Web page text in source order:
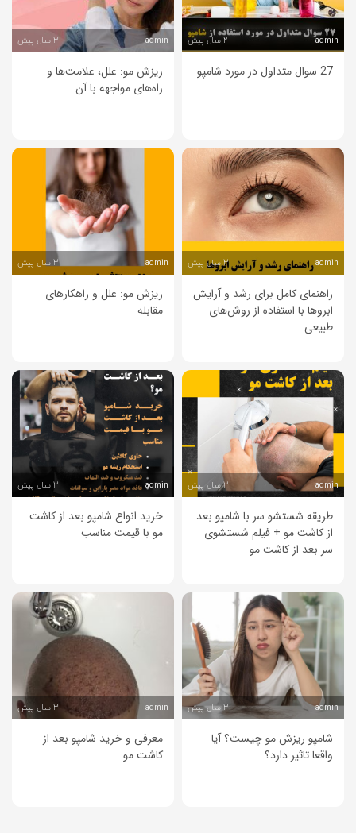
admin 2 سال پیش
27 سوال متداول در مورد شامپو
admin 3 سال پیش
ریزش مو: علل، علامت‌ها و
راه‌های مواجهه با آن
admin 3 سال پیش
راهنمای کامل برای رشد و آرایش
ابروها با استفاده از روش‌های
طبیعی
admin 3 سال پیش
ریزش مو: علل و راهکارهای
مقابله
admin 3 سال پیش
طریقه شستشو سر با شامپو بعد
از کاشت مو + فیلم شستشوی
سر بعد از کاشت مو
admin 3 سال پیش
خرید انواع شامپو بعد از کاشت
مو با قیمت مناسب
admin 3 سال پیش
شامپو ریزش مو چیست؟ آیا
واقعا تاثیر دارد؟
admin 3 سال پیش
معرفی و خرید شامپو بعد از
کاشت مو